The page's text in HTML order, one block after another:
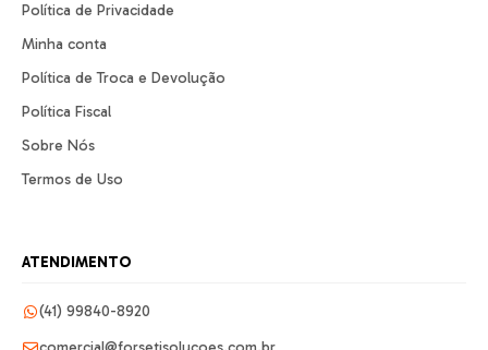
Política de Privacidade
Minha conta
Política de Troca e Devolução
Política Fiscal
Sobre Nós
Termos de Uso
ATENDIMENTO
(41) 99840-8920